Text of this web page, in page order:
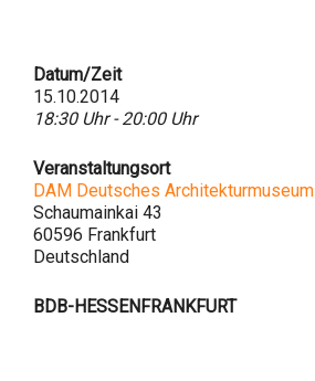
Datum/Zeit
15.10.2014
18:30 Uhr - 20:00 Uhr
Veranstaltungsort
DAM Deutsches Architekturmuseum
Schaumainkai 43
60596 Frankfurt
Deutschland
BDB-HESSENFRANKFURT